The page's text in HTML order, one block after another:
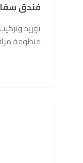
فندق
توريد
منظومة